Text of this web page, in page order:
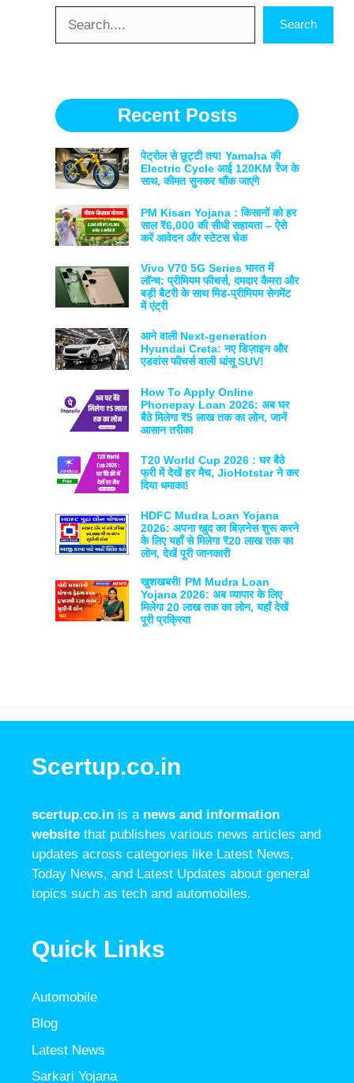
Search
Recent Posts
पेट्रोल से छुट्टी तय! Yamaha की
Electric Cycle आई 120KM रेंज के
साथ, कीमत सुनकर चौंक जाएंगे
PM Kisan Yojana : किसानों को हर
साल ₹6,000 की सीधी सहायता – ऐसे
करें आवेदन और स्टेटस चेक
Vivo V70 5G Series भारत में
लॉन्च: प्रीमियम फीचर्स, दमदार कैमरा और
बड़ी बैटरी के साथ मिड-प्रीमियम सेगमेंट
में एंट्री
आने वाली Next-generation
Hyundai Creta: नए डिज़ाइन और
एडवांस फीचर्स वाली धांसू SUV!
How To Apply Online
Phonepay Loan 2026: अब घर
बैठे मिलेगा ₹5 लाख तक का लोन, जानें
आसान तरीका
T20 World Cup 2026 : घर बैठे
फ्री में देखें हर मैच, JioHotstar ने कर
दिया धमाका!
HDFC Mudra Loan Yojana
2026: अपना खुद का बिज़नेस शुरू करने
के लिए यहाँ से मिलेगा ₹20 लाख तक का
लोन, देखें पूरी जानकारी
खुशखबरी! PM Mudra Loan
Yojana 2026: अब व्यापार के लिए
मिलेगा 20 लाख तक का लोन, यहाँ देखें
पूरी प्रक्रिया
Scertup.co.in
scertup.co.in is a news and information
website that publishes various news articles and
updates across categories like Latest News,
Today News, and Latest Updates about general
topics such as tech and automobiles.
Quick Links
Automobile
Blog
Latest News
Sarkari Yojana